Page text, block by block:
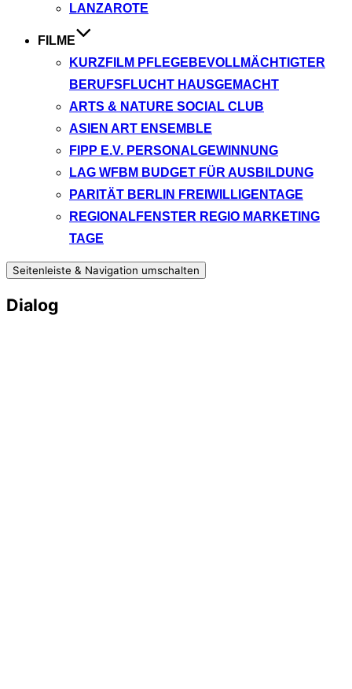
LANZAROTE
FILME
KURZFILM PFLEGEBEVOLLMÄCHTIGTER
BERUFSFLUCHT HAUSGEMACHT
ARTS & NATURE SOCIAL CLUB
ASIEN ART ENSEMBLE
FIPP E.V. PERSONALGEWINNUNG
LAG WFBM BUDGET FÜR AUSBILDUNG
PARITÄT BERLIN FREIWILLIGENTAGE
REGIONALFENSTER REGIO MARKETING
TAGE
Seitenleiste & Navigation umschalten
Dialog